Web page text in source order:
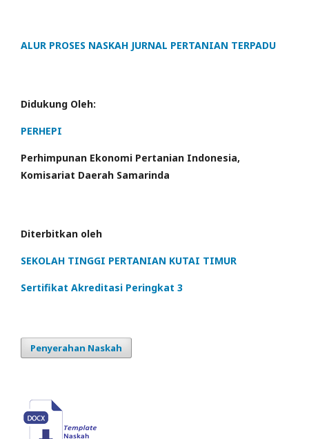
ALUR PROSES NASKAH JURNAL PERTANIAN TERPADU
Didukung Oleh:
PERHEPI
Perhimpunan Ekonomi Pertanian Indonesia,
Komisariat Daerah Samarinda
Diterbitkan oleh
SEKOLAH TINGGI PERTANIAN KUTAI TIMUR
Sertifikat Akreditasi Peringkat 3
Penyerahan Naskah